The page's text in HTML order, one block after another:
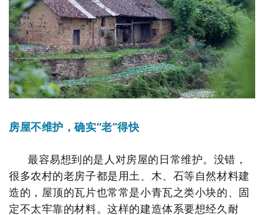
房屋不维护，确实“老”得快
最容易想到的是人对房屋的日常维护。没错，
很多农村的老房子都是用土、木、石等自然材料建
造的，屋顶的瓦片也常常是小青瓦之类小块的、固
定不太牢靠的材料。这样的建造体系要想经久耐